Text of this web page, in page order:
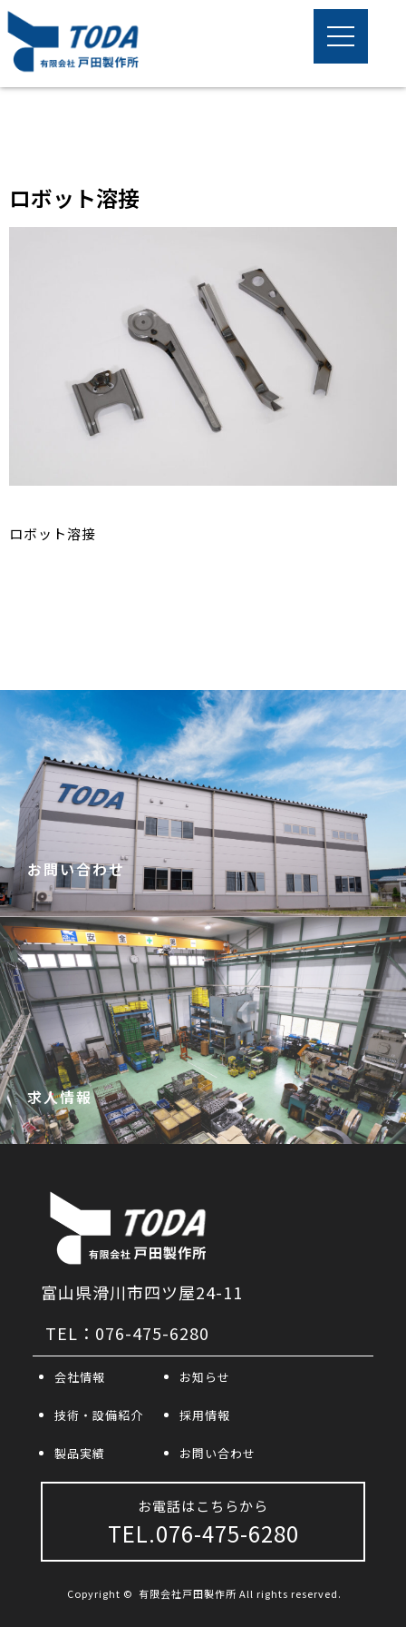
ロボット溶接
ロボット溶接
お問い合わせ
お問い合わせこちらから→
求人情報
富山県滑川市四ツ屋24-11
TEL：076-475-6280
会社情報
技術・設備紹介
製品実績
お知らせ
採用情報
お問い合わせ
お電話はこちらから
TEL.076-475-6280
Copyright © 有限会社戸田製作所 All rights reserved.